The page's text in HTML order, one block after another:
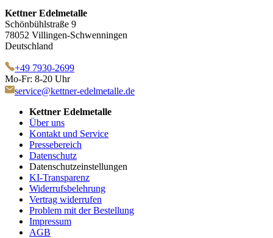
Kettner Edelmetalle
Schönbühlstraße 9
78052 Villingen-Schwenningen
Deutschland
+49 7930-2699
Mo-Fr: 8-20 Uhr
service@kettner-edelmetalle.de
Kettner Edelmetalle
Über uns
Kontakt und Service
Pressebereich
Datenschutz
Datenschutzeinstellungen
KI-Transparenz
Widerrufsbelehrung
Vertrag widerrufen
Problem mit der Bestellung
Impressum
AGB